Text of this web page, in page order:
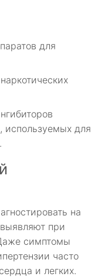
для
используемых для
на
при
симптомы
часто
и легких.